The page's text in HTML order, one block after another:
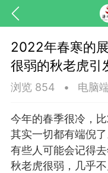
，华夏中医人：家门
2022年春寒的
很弱的秋老虎引
浏览 854 • 电脑
今年的春季很冷，比
其实一切都有端倪了
有些人可能会记得
秋老虎很弱，几乎不